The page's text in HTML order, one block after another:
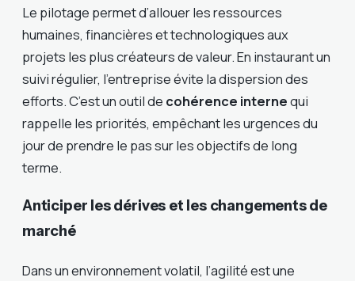
Le pilotage permet d’allouer les ressources
humaines, financières et technologiques aux
projets les plus créateurs de valeur. En instaurant un
suivi régulier, l’entreprise évite la dispersion des
efforts. C’est un outil de cohérence internequi
rappelle les priorités, empêchant les urgences du
jour de prendre le pas sur les objectifs de long
terme.
Anticiper les dérives et les changements de
marché
Dans un environnement volatil, l’agilité est une